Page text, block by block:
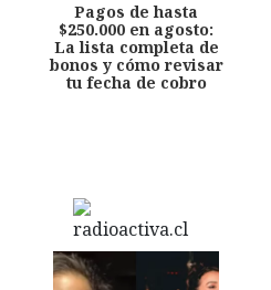
Pagos de hasta
$250.000 en agosto:
La lista completa de
bonos y cómo revisar
tu fecha de cobro